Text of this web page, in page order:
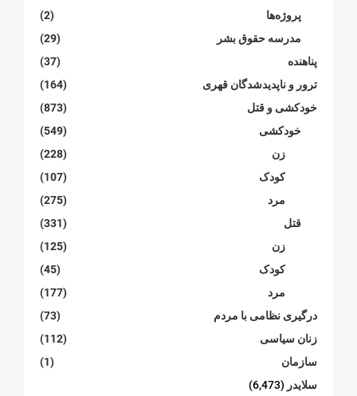
پروژەها
(2)
مدرسە حقوق بشر
(29)
پناهنده
(37)
ترور و ناپدیدشدگان قهری
(164)
خودکشی و قتل
(873)
خودکشی
(549)
زن
(228)
کودک
(107)
مرد
(275)
قتل
(331)
زن
(125)
کودک
(45)
مرد
(177)
درگیری نظامی با مردم
(73)
زنان سیاسی
(112)
سازمان
(1)
سلایدر (6,473)